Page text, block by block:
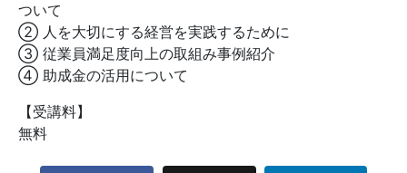
ついて
➁ 人を大切にする経営を実践するために
➂ 従業員満足度向上の取組み事例紹介
➃ 助成金の活用について
【受講料】
無料